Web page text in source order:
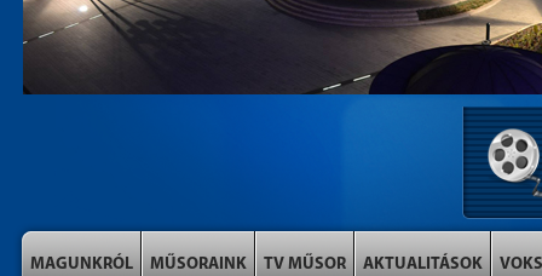
MAGUNKRÓL MŰSORAINK TV MŰSOR AKTUALITÁSOK VOKS